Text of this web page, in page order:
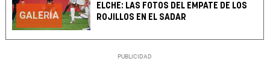
GALERÍA
ELCHE: LAS FOTOS DEL EMPATE DE LOS
ROJILLOS EN EL SADAR